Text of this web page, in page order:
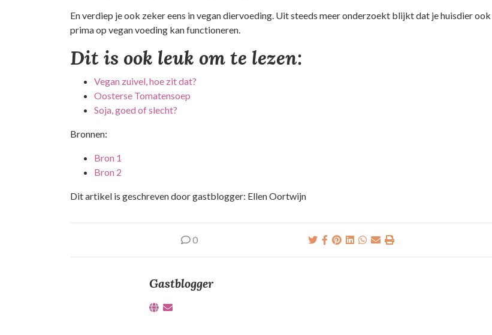
En verdiep je ook zeker eens in vegan diervoeding. Uit steeds meer onderzoekt blijkt dat je huisdier ook
prima op vegan voeding kan functioneren.
Dit is ook leuk om te lezen:
Vegan zuivel, hoe zit dat?
Oosterse Tomatensoep
Soja, goed of slecht?
Bronnen:
Bron 1
Bron 2
Dit artikel is geschreven door gastblogger: Ellen Oortwijn
0
Gastblogger